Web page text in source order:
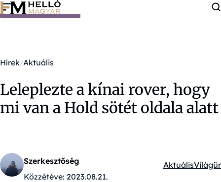
Ugrás a tartalomra
Hírek Aktuális
Leleplezte a kínai rover, hogy
mi van a Hold sötét oldala alatt
Szerkesztőség
Közzétéve: 2023.08.21.
Kategóriák:
AktuálisVilágűr